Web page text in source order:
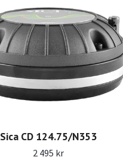
Sica CD 124.75/N353
2 495 kr